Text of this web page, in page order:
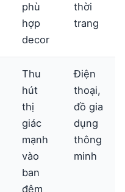
phù
hợp
decor
thời
trang
Thu
hút
thị
giác
mạnh
vào
ban
đêm
Điện
thoại,
đồ gia
dụng
thông
minh